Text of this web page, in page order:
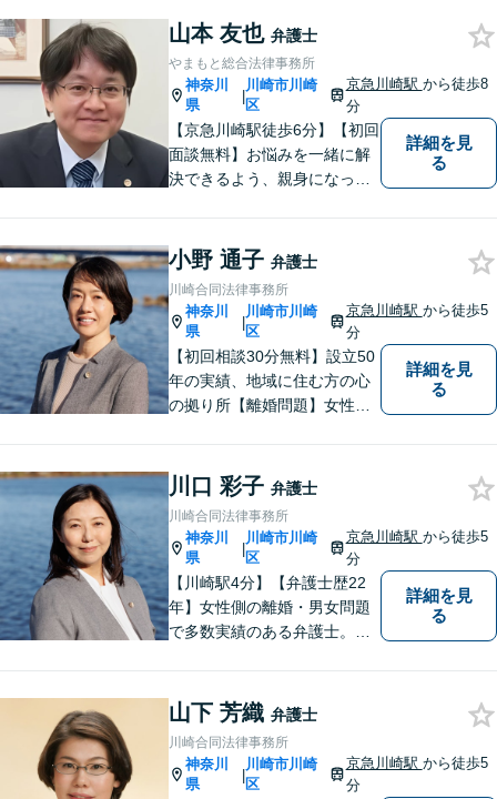
さい。
山本 友也 弁護士
やまもと総合法律事務所
神奈川
県
|
川崎市川崎
区
京急川崎駅 から徒歩8
分
【京急川崎駅徒歩6分】【初回
面談無料】お悩みを一緒に解
決できるよう、親身になっ
事故／相続／離婚／労働／債
務整理／刑事事件／企業法務
など、幅広く対応。【当日／
夜間／休日対応可能】お気軽
にご相談下さい。
詳細を見
る
小野 通子 弁護士
川崎合同法律事務所
神奈川
県
|
川崎市川崎
区
京急川崎駅 から徒歩5
分
【初回相談30分無料】設立50
年の実績、地域に住む方の心
の拠り所【離婚問題】女性弁
イスを【労働問題】労働者側
に特化 精神的なケアも視野
に入れて、真摯に対応します
【京急川崎駅4分】【休日面談
OK】
詳細を見
る
川口 彩子 弁護士
川崎合同法律事務所
神奈川
県
|
川崎市川崎
区
京急川崎駅 から徒歩5
分
【川崎駅4分】【弁護士歴22
年】女性側の離婚・男女問題
で多数実績のある弁護士。画
自覚を持ち、ご一緒に解決へ
の 道を考えてまいります。ま
ずはお気軽にご相談くださ
い！【子連れ相談OK】
詳細を見
る
山下 芳織 弁護士
川崎合同法律事務所
神奈川
県
|
川崎市川崎
区
京急川崎駅 から徒歩5
分